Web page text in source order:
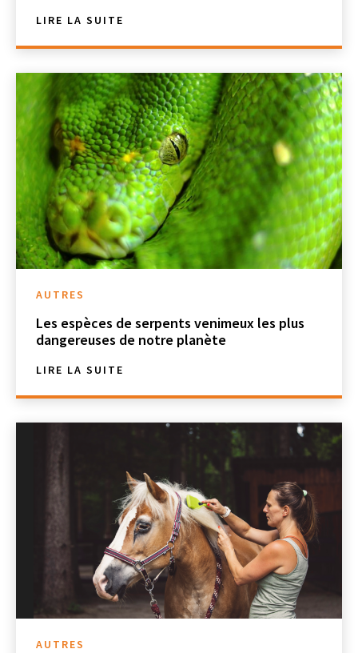
LIRE LA SUITE
AUTRES
Les espèces de serpents venimeux les plus
dangereuses de notre planète
LIRE LA SUITE
AUTRES